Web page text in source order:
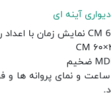
آینه ای
و نمای پروانه ها و